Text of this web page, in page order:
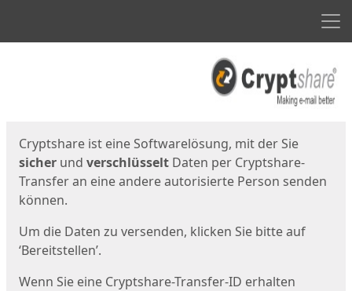
Cryptshare ist eine Softwarelösung, mit der Sie
sicher und verschlüsselt Daten per Cryptshare-
Transfer an eine andere autorisierte Person senden
können.
Um die Daten zu versenden, klicken Sie bitte auf
‘Bereitstellen’.
Wenn Sie eine Cryptshare-Transfer-ID erhalten